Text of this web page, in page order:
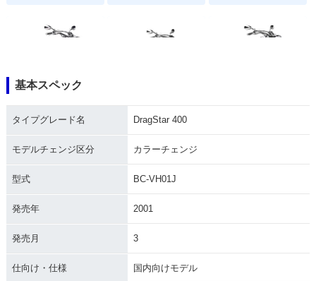
00・カラーチェンジ
00・カラーチェンジ
基本スペック
タイプグレード名 DragStar 400
モデルチェンジ区分 カラーチェンジ
型式 BC-VH01J
発売年 2001
発売月 3
仕向け・仕様 国内向けモデル